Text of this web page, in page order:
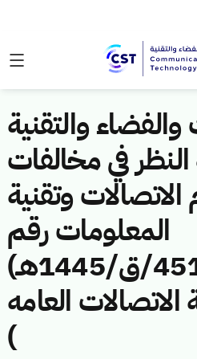
والتقنية
النظر في مخالفات
وتقنية
المعلومات رقم
(451141356/ق/1445هـ)
العامه
)